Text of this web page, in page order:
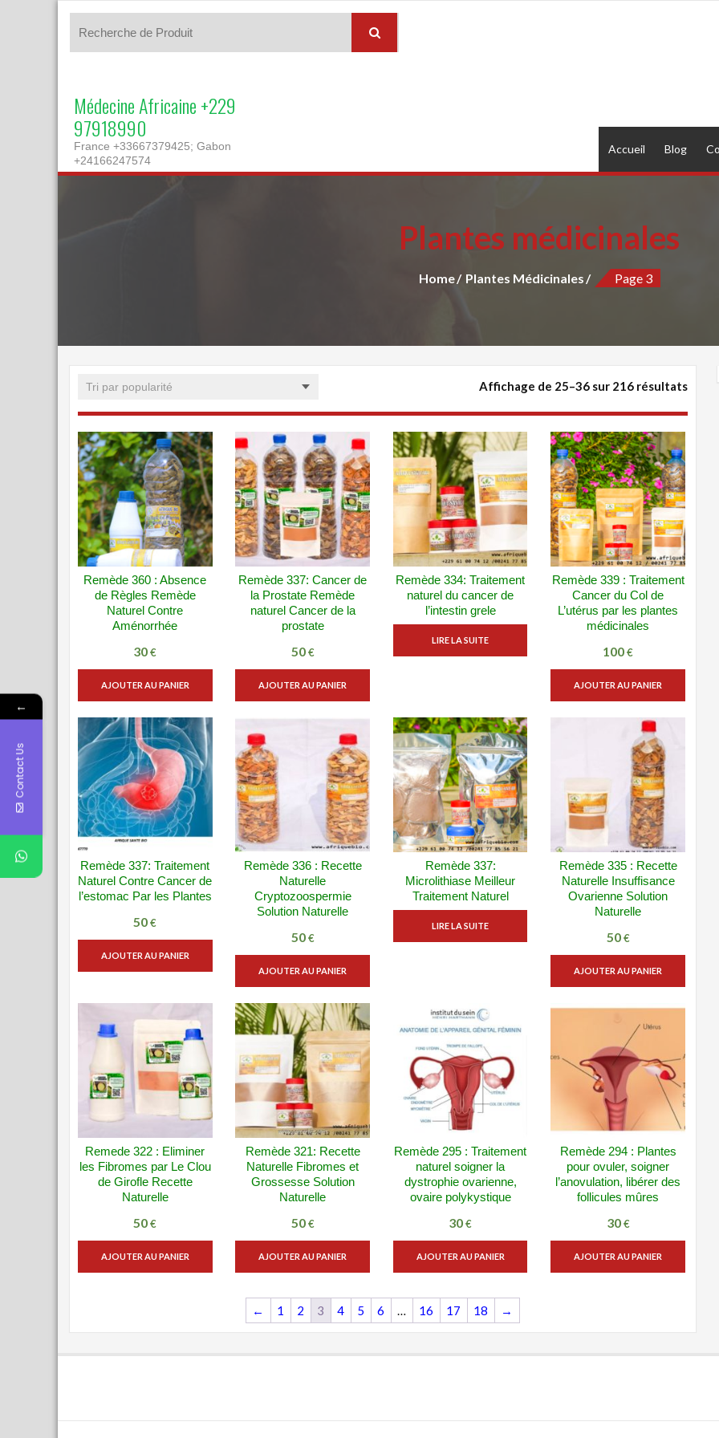
Médecine Africaine +229
97918990
France +33667379425; Gabon
+24166247574
Accueil Blog
Plantes médicinales
Home Plantes Médicinales Page 3
Affichage de 25–36 sur 216 résultatsTrié
par
VUE RAPIDE
ADD WISHLIST
Remède 360 : Absence
de Règles Remède
Naturel Contre
Aménorrhée
30€
AJOUTER AU PANIER
VUE RAPIDE
ADD WISHLIST
Remède 337: Cancer de
la Prostate Remède
naturel Cancer de la
prostate
50€
AJOUTER AU PANIER
VUE RAPIDE
ADD WISHLIST
Remède 334: Traitement
naturel du cancer de
l’intestin grele
LIRE LA SUITE
VUE RAPIDE
ADD WISHLIST
Remède 339 : Traitement
Cancer du Col de
L’utérus par les plantes
médicinales
100€
AJOUTER AU PANIER
VUE RAPIDE
ADD WISHLIST
Remède 337: Traitement
Naturel Contre Cancer de
l’estomac Par les Plantes
50€
AJOUTER AU PANIER
VUE RAPIDE
ADD WISHLIST
Remède 336 : Recette
Naturelle
Cryptozoospermie
Solution Naturelle
50€
AJOUTER AU PANIER
VUE RAPIDE
ADD WISHLIST
Remède 337:
Microlithiase Meilleur
Traitement Naturel
LIRE LA SUITE
VUE RAPIDE
ADD WISHLIST
Remède 335 : Recette
Naturelle Insuffisance
Ovarienne Solution
Naturelle
50€
AJOUTER AU PANIER
VUE RAPIDE
ADD WISHLIST
Remede 322 : Eliminer
les Fibromes par Le Clou
de Girofle Recette
Naturelle
50€
AJOUTER AU PANIER
VUE RAPIDE
ADD WISHLIST
Remède 321: Recette
Naturelle Fibromes et
Grossesse Solution
Naturelle
50€
AJOUTER AU PANIER
VUE RAPIDE
ADD WISHLIST
Remède 295 : Traitement
naturel soigner la
dystrophie ovarienne,
ovaire polykystique
30€
AJOUTER AU PANIER
VUE RAPIDE
ADD WISHLIST
Remède 294 : Plantes
pour ovuler, soigner
l’anovulation, libérer des
follicules mûres
30€
AJOUTER AU PANIER
← 1 2 3 4 5 6 … 16 17 18 →
←
Contact Us